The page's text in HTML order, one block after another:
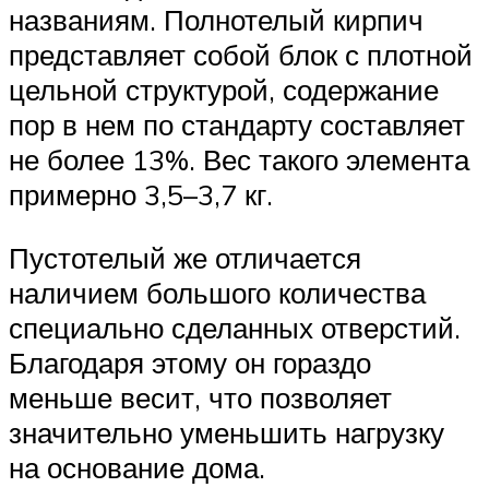
названиям. Полнотелый кирпич
представляет собой блок с плотной
цельной структурой, содержание
пор в нем по стандарту составляет
не более 13%. Вес такого элемента
примерно 3,5–3,7 кг.
Пустотелый же отличается
наличием большого количества
специально сделанных отверстий.
Благодаря этому он гораздо
меньше весит, что позволяет
значительно уменьшить нагрузку
на основание дома.